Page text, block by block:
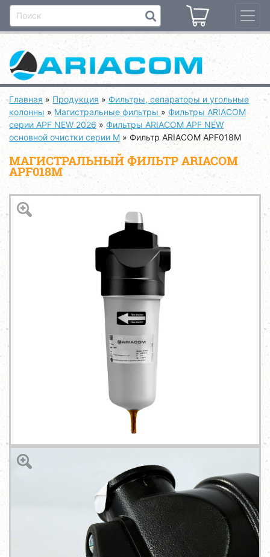
Главная » Продукция » Фильтры, сепараторы и угольные
колонны » Магистральные фильтры » Фильтры ARIACOM
серии APF NEW 2026 » Фильтры ARIACOM APF NEW
основной очистки серии M » Фильтр ARIACOM APF018M
МАГИСТРАЛЬНЫЙ ФИЛЬТР ARIACOM
APF018M